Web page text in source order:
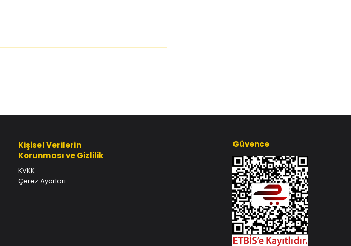
Kişisel Verilerin
Korunması ve Gizlilik
KVKK
Çerez Ayarları
Güvence